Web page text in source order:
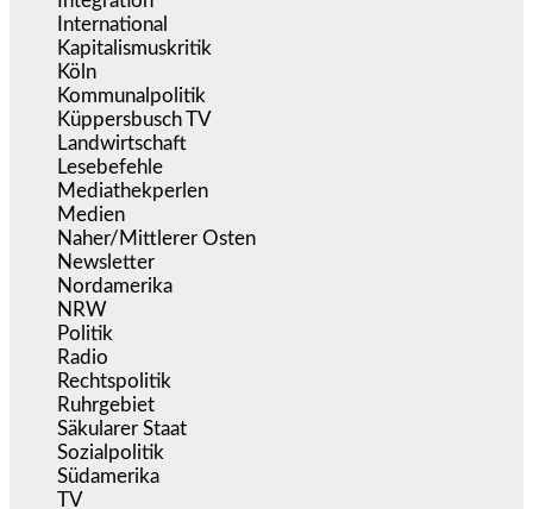
International
Kapitalismuskritik
Köln
Kommunalpolitik
Küppersbusch TV
Landwirtschaft
Lesebefehle
Mediathekperlen
Medien
Naher/Mittlerer Osten
Newsletter
Nordamerika
NRW
Politik
Radio
Rechtspolitik
Ruhrgebiet
Säkularer Staat
Sozialpolitik
Südamerika
TV